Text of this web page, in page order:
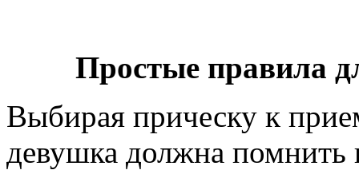
Простые правила
Выбирая прическу к
девушка должна помнить